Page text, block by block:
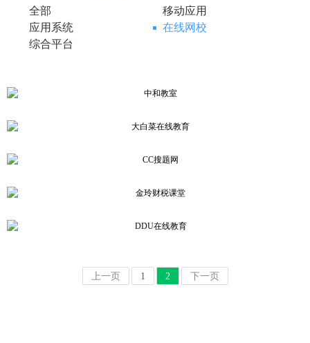
全部
移动应用
应用系统
在线网校
综合平台
中和教室
中和太极传统文化
大白菜在线教育
大白菜会计学堂
CC搜题网
CC搜题
案例详情
金玲财税课堂
DDU在线教育
隶属北京日出晨曦科技有限
上一页 1 2 下一页